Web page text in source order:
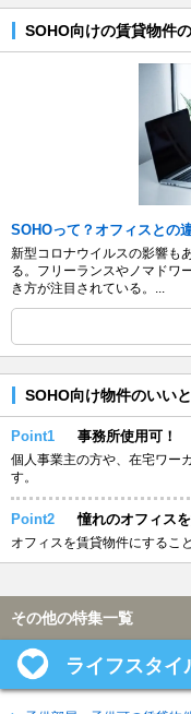
SOHO向けの賃貸物件
SOHOって？オフィスとの
新型コロナウイルスの影響も
る。フリーランスやノマドワ
き方が注目されている。...
SOHO向け物件のいい
Point1 事務所使用可！
個人事業主の方や、在宅ワー
す。
Point2 憧れのオフィスを
オフィスを賃貸物件にするこ
その他の特集一覧
ライフスタイ